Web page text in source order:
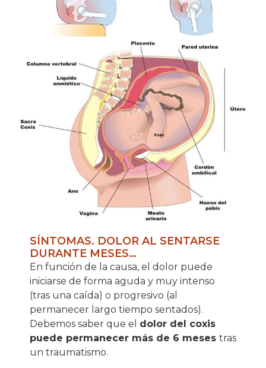
SÍNTOMAS. DOLOR AL SENTARSE
DURANTE MESES…
En función de la causa, el dolor puede
iniciarse de forma aguda y muy intenso
(tras una caída) o progresivo (al
permanecer largo tiempo sentados).
Debemos saber que el dolor del coxis
puede permanecer más de 6 meses tras
un traumatismo.